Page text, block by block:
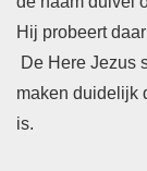
Hij probeert
De Here Jezus
maken duidelijk
is.